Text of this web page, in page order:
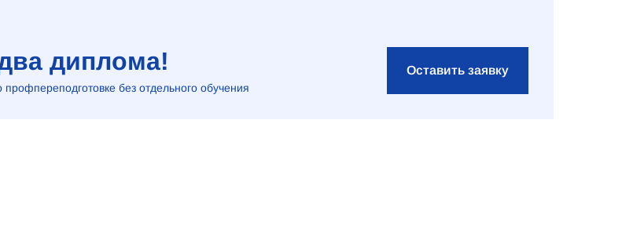
диплома!
без отдельного обучения
Оставить заявку